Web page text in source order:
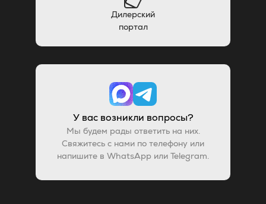
Дилерский
портал
У вас возникли вопросы?
Мы будем рады ответить на них.
Свяжитесь с нами по телефону или
напишите в WhatsApp или Telegram.